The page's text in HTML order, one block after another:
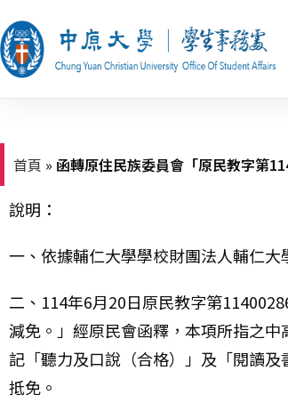
首頁 » 函轉原住民族委員會「原民教字第
說明：
一、依據輔仁大學學校財團法人輔仁
二、114年6月20日原民教字第
減免。」經原民會函釋，本項所指之
記「聽力及口說（合格）」及「閱讀
抵免。